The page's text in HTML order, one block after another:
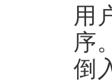
用
序
倒